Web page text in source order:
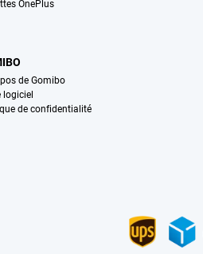
OnePlus
de Gomibo
logiciel
de confidentialité